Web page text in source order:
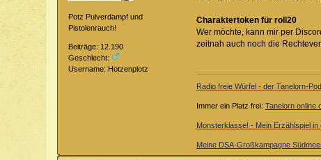
Potz Pulverdampf und
Pistolenrauch!
Beiträge: 12.190
Geschlecht:
Username: Hotzenplotz
Charaktertoken für roll20
Wer möchte, kann mir per
zeitnah auch noch die
Radio freie Würfel - der Tanelorn-
Immer ein Platz frei: Tanelorn online
Monsterklasse! - Mein Erzählspiel
Meine DSA-Großkampagne